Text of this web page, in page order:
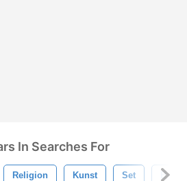
In Searches For
Religion Kunst Set Braun